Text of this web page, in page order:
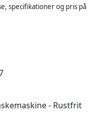
specifikationer og pris på
- Rustfrit